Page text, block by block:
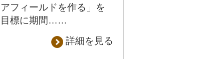
アフィールドを作る」を
目標に期間……
詳細を見る